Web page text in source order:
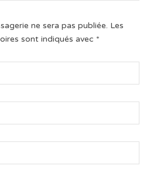
ne sera pas publiée. Les
sont indiqués avec *